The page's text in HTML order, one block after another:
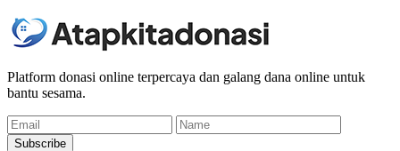
Platform donasi online terpercaya dan galang dana online untuk
bantu sesama.
Email
Name
Subscribe